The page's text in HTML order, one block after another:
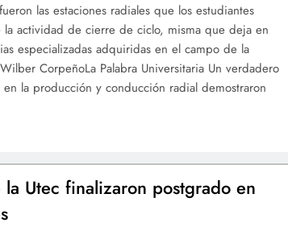
las estaciones radiales que los estudiantes
la actividad de cierre de ciclo, misma que deja en
especializadas adquiridas en el campo de la
CorpeñoLa Palabra Universitaria Un verdadero
la producción y conducción radial demostraron
la Utec finalizaron postgrado en